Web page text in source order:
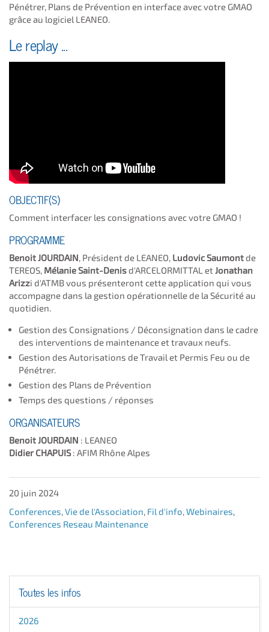
Pénétrer, Plans de Prévention en interface avec votre GMAO
grâce au logiciel LEANEO.
Le replay ...
OBJECTIF(S)
Comment interfacer les consignations avec votre GMAO !
PROGRAMME
Benoit JOURDAIN , Président de LEANEO, Ludovic Saumontde
TEREOS, Mélanie Saint-Denisd'ARCELORMITTAL et Jonathan
Arizzi d'ATMB vous présenteront cette application qui vous
accompagne dans la gestion opérationnelle de la Sécurité au
quotidien.
Gestion des Consignations / Déconsignation dans le cadre
des interventions de maintenance et travaux neufs.
Gestion des Autorisations de Travail et Permis Feu ou de
Pénétrer.
Gestion des Plans de Prévention
Temps des questions / réponses
ORGANISATEURS
Benoit JOURDAIN : LEANEO
Didier CHAPUIS: AFIM Rhône Alpes
20 juin 2024
Conferences Vie de l'Association Fil d'info Webinaires
Conferences Reseau Maintenance
Toutes les infos
2026